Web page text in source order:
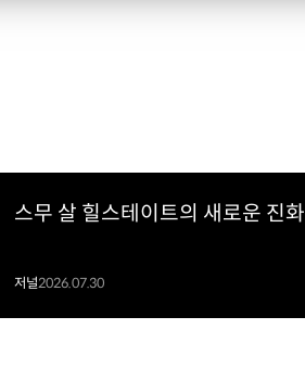
스무 살 힐스테이트의 새로운 진화
저널2026.07.30